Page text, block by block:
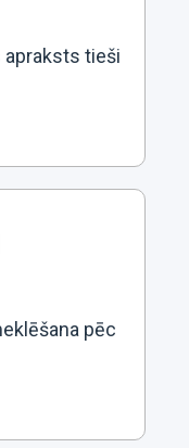
apraksts tieši
pēc